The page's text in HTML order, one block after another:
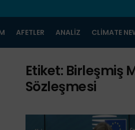
AFETLER ANALIZ CLIMATE
Etiket: Birleşmiş
Sözleşmesi